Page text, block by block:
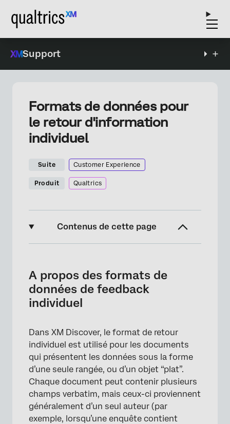
Support
Formats de données pour
le retour d'information
individuel
Suite Customer Experience
Produit Qualtrics
Contenus de cette page
Formatage CSV et Excel pour un retour
d’information individuel
A propos des formats de
données de feedback
individuel
Dans XM Discover, le format de retour
individuel est utilisé pour les documents
qui présentent les données sous la forme
d’une seule rangée, ou d’un objet “plat”.
Chaque document peut contenir plusieurs
champs verbatim, mais ceux-ci proviennent
généralement d’un seul auteur (par
exemple, lorsqu’une enquête contient